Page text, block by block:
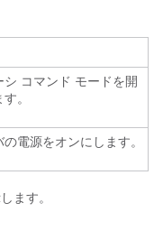
シ コマンド モードを開
。
の電源をオンにします。
ます。